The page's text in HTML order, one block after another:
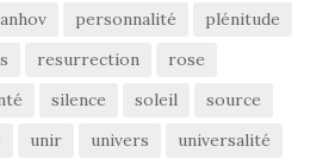
personnalité
plénitude
resurrection
rose
silence soleil
source
unir univers
universalité